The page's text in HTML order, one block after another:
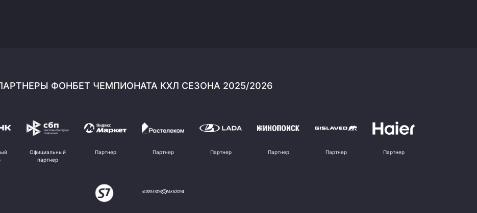
ФОНБЕТ ЧЕМПИОНАТА КХЛ СЕЗОНА 2025/2026
Официальный
партнер
Партнер Партнер Партнер Партнер Партнер Партнер